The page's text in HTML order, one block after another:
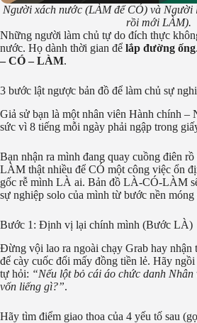
Người xách nước (LÀM để CÓ) và Người
rồi mới LÀM).
Những người làm chủ tự do đích thực
nước. Họ dành thời gian để lắp đường ống
– CÓ – LÀM.
3 bước lật ngược bản đồ để làm chủ sự
Giả sử bạn là một nhân viên Hành chính –
sức vì 8 tiếng mỗi ngày phải ngập trong
Bạn nhận ra mình đang quay cuồng điên
LÀM thật nhiều để CÓ một công việc ổn
gốc rễ mình LÀ ai. Bản đồ LÀ-CÓ-LÀM
sự nghiệp solo của mình từ bước nền móng
Bước 1: Định vị lại chính mình (Bước LÀ)
Đừng vội lao ra ngoài chạy Grab hay
để cày cuốc đổi mấy đồng tiền lẻ. Hãy
tự hỏi: “Nếu lột bỏ cái áo chức danh
vốn liếng gì?”.
Hãy tìm điểm giao thoa của 4 yếu tố sau